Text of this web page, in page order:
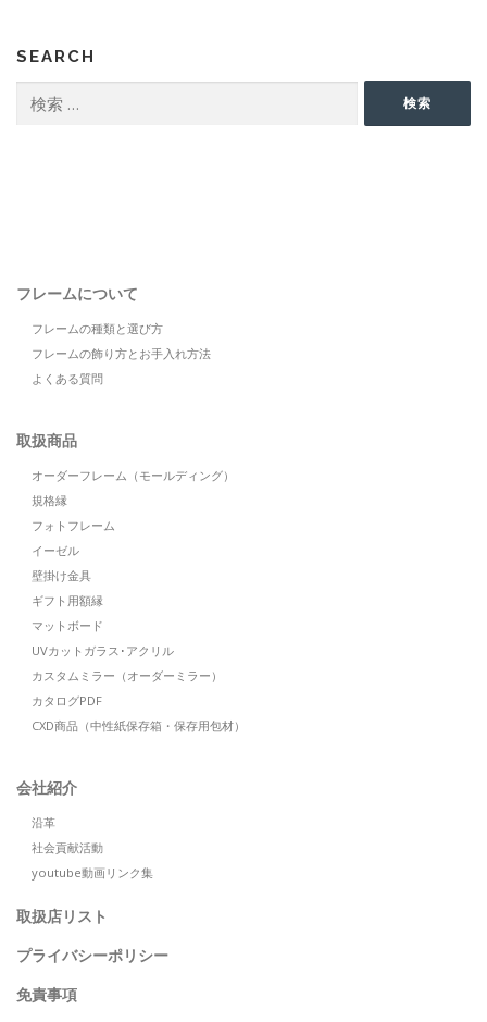
SEARCH
索:
検索
フレームについて
フレームの種類と選び方
フレームの飾り方とお手入れ方法
よくある質問
取扱商品
オーダーフレーム（モールディング）
規格縁
フォトフレーム
イーゼル
壁掛け金具
ギフト用額縁
マットボード
UVカットガラス･アクリル
カスタムミラー（オーダーミラー）
カタログPDF
CXD商品（中性紙保存箱・保存用包材）
会社紹介
沿革
社会貢献活動
youtube動画リンク集
取扱店リスト
プライバシーポリシー
免責事項